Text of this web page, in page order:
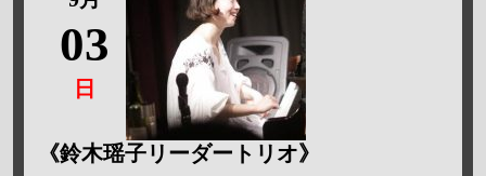
03
日
《鈴木瑶子リーダートリオ》